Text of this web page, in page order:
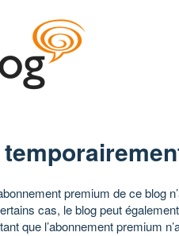
premium de ce blog
cas, le blog peut
que l’abonnement premium